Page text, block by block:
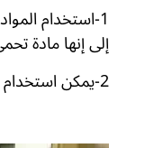
1-استخدام
إلى إنها مادة
2-يمكن استخدام الشموع في تلميع الرخام وتكوين طبقة عازلة ولكن الشموع فاعليتها قصيرة ولا تدوم طويلا.